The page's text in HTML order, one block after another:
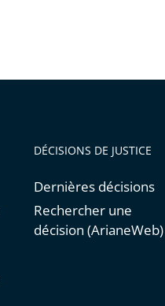
DÉCISIONS DE JUSTICE
Dernières décisions
Rechercher une
décision (ArianeWeb)